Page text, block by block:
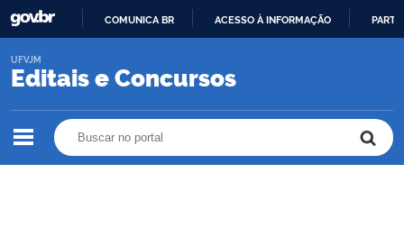
O
COMUNICA BR ACESSO À INFORMAÇÃO
Editais e Concursos
UFVJM